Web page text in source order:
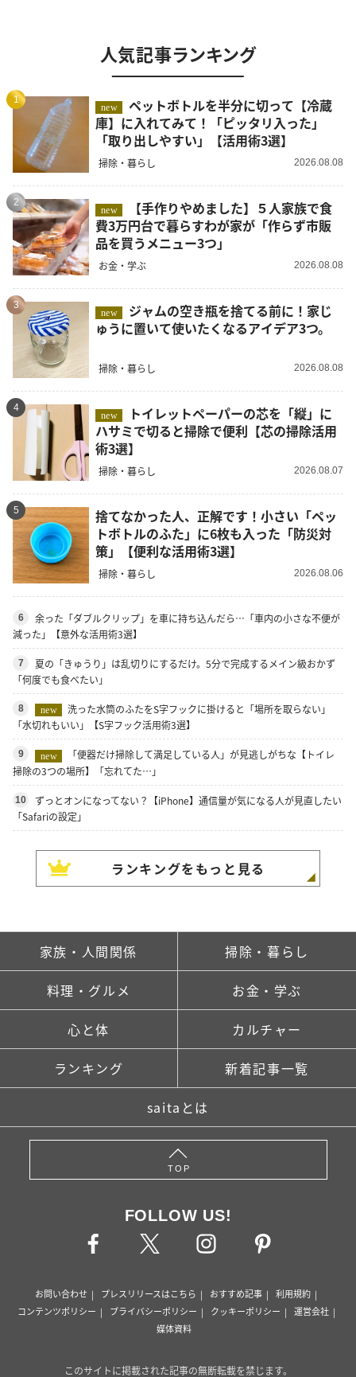
人気記事ランキング
1
new
ペットボトルを半分に切って【冷蔵
庫】に入れてみて！「ピッタリ入った」
「取り出しやすい」【活用術3選】
掃除・暮らし 2026.08.08
2
new
費3万円台で暮らすわが家が「作らず市販
品を買うメニュー3つ」
お金・学ぶ 2026.08.08
3
new
ゅうに置いて使いたくなるアイデア3つ。
掃除・暮らし 2026.08.08
4
new
ハサミで切ると掃除で便利【芯の掃除活用
術3選】
掃除・暮らし 2026.08.07
5
捨てなかった人、正解です！小さい「ペッ
トボトルのふた」に6枚も入った「防災対
策」【便利な活用術3選】
掃除・暮らし 2026.08.06
6
余った「ダブルクリップ」を車に持ち込んだら…「車内の小さな不便が
減った」【意外な活用術3選】
7
夏の「きゅうり」は乱切りにするだけ。5分で完成するメイン級おかず
「何度でも食べたい」
8 new
洗った水筒のふたをS字フックに掛けると「場所を取らない」
「水切れもいい」【S字フック活用術3選】
9 new
「便器だけ掃除して満足している人」が見逃しがちな【トイレ
掃除の3つの場所】「忘れてた…」
10
ずっとオンになってない？【iPhone】通信量が気になる人が見直したい
「Safariの設定」
ランキングをもっと見る
家族・人間関係 掃除・暮らし
料理・グルメ お金・学ぶ
心と体 カルチャー
ランキング 新着記事一覧
saitaとは
TOP
FOLLOW US!
お問い合わせ プレスリリースはこちら おすすめ記事
利用規約
コンテンツポリシー
プライバシーポリシー クッキーポリシー
運営会社
媒体資料
このサイトに掲載された記事の無断転載を禁じます。